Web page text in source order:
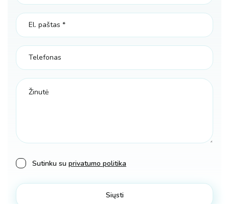
Sutinku su privatumo politika